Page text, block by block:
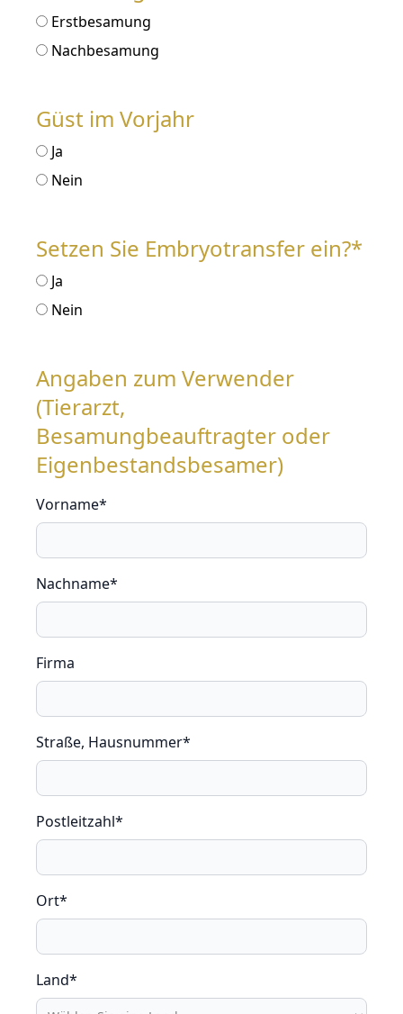
Erstbesamung
Nachbesamung
Güst im Vorjahr
Ja
Nein
Setzen Sie Embryotransfer ein?*
Ja
Nein
Angaben zum Verwender
(Tierarzt,
Besamungbeauftragter oder
Eigenbestandsbesamer)
Vorname*
Nachname*
Firma
Straße, Hausnummer*
Postleitzahl*
Ort*
Land*